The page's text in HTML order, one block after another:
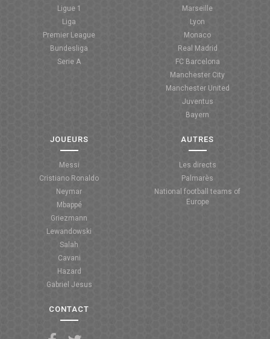
COUPE DE FRANCE
COUPE DE LA LIGUE
Ligue 1
Liga
Premier League
Bundesliga
Serie A
Marseille
Lyon
Monaco
Real Madrid
FC Barcelona
Manchester City
Manchester United
Juventus
Bayern
JOUEURS
Messi
Cristiano Ronaldo
Neymar
Mbappé
Griezmann
Lewandowski
Salah
Cavani
Hazard
Gabriel Jesus
AUTRES
Les directs
Palmarès
National football teams of
Europe
CONTACT